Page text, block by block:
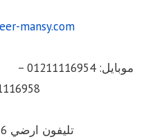
mansy.com
تليفون ارضي 0225880056